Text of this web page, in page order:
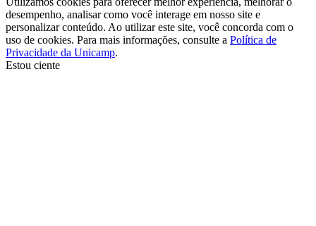
desempenho, analisar como você interage em nosso site e
personalizar conteúdo. Ao utilizar este site, você concorda com o
uso de cookies. Para mais informações, consulte a Política de
Privacidade da Unicamp.
Estou ciente